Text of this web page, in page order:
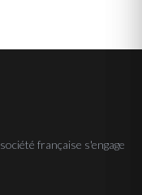
française s'engage